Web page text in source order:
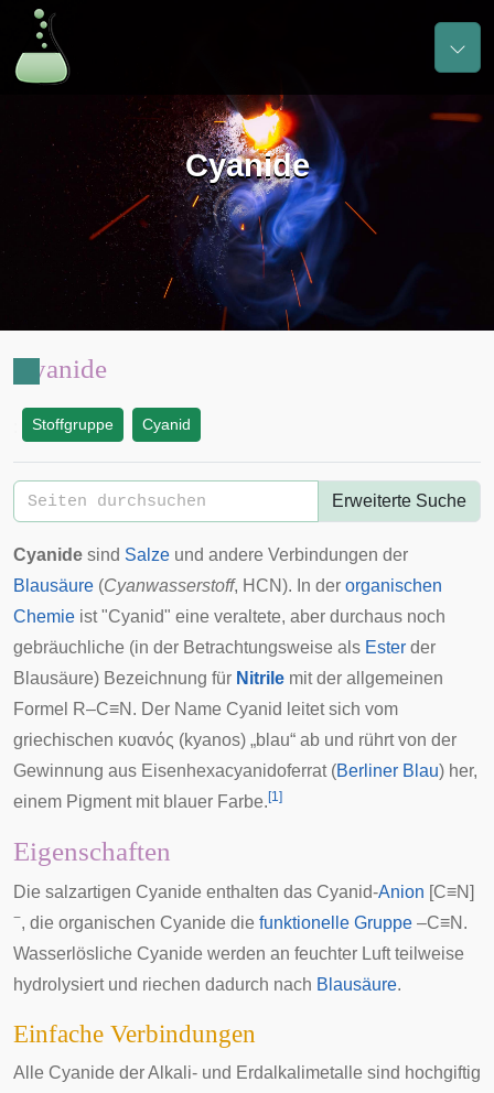
Cyanide
Cyanide
Stoffgruppe Cyanid
Erweiterte Suche
Cyanide sind Salze und andere Verbindungen der
Blausäure (Cyanwasserstoff, HCN). In der organischen
Chemie ist "Cyanid" eine veraltete, aber durchaus noch
gebräuchliche (in der Betrachtungsweise als Ester der
Blausäure) Bezeichnung für Nitrile mit der allgemeinen
Formel R–C≡N. Der Name Cyanid leitet sich vom
griechischen κυανός (kyanos) „blau“ ab und rührt von der
Gewinnung aus Eisenhexacyanidoferrat (Berliner Blau) her,
einem Pigment mit blauer Farbe. [1]
Eigenschaften
Die salzartigen Cyanide enthalten das Cyanid-Anion [C≡N]
−, die organischen Cyanide die funktionelle Gruppe –C≡N.
Wasserlösliche Cyanide werden an feuchter Luft teilweise
hydrolysiert und riechen dadurch nach Blausäure.
Einfache Verbindungen
Alle Cyanide der Alkali- und Erdalkalimetalle sind hochgiftig